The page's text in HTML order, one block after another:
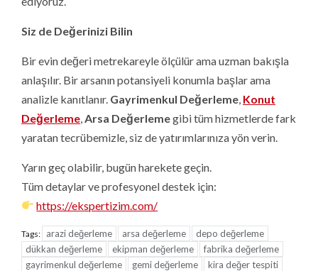
Siz de Değerinizi Bilin
Bir evin değeri metrekareyle ölçülür ama uzman bakışla
anlaşılır. Bir arsanın potansiyeli konumla başlar ama
analizle kanıtlanır. Gayrimenkul Değerleme Konut
Değerleme Arsa Değerlemegibi tüm hizmetlerde fark
yaratan tecrübemizle, siz de yatırımlarınıza yön verin.
Yarın geç olabilir, bugün harekete geçin.
Tüm detaylar ve profesyonel destek için:
https://ekspertizim.com/
Tags: arazi değerleme arsa değerleme
depo değerleme
dükkan değerleme
ekipman değerleme
fabrika değerleme
gayrimenkul değerleme
gemi değerleme
kira değer tespiti